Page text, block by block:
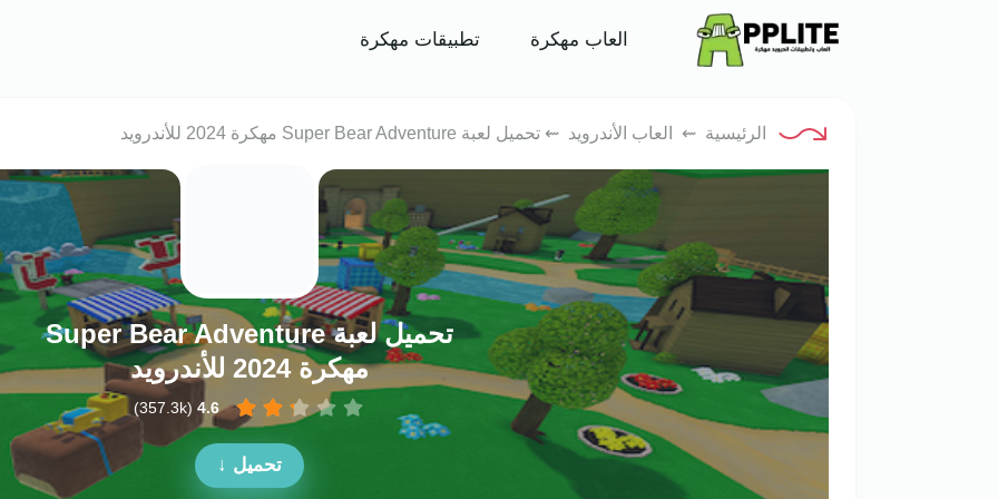
العاب مهكرة تطبيقات مهكرة
الرئيسية ⇜ العاب الأندرويد ⇜ تحميل لعبة Super Bear Adventure‏ مهكرة 2024 للأندرويد
مهكرة 2024 للأندرويد
4.6
(
357.3k
)
تحميل ↓